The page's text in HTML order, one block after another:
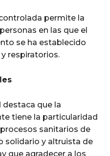
permite la
en las que el
se ha establecido
respiratorios.
destaca que la
tiene la particularidad
sanitarios de
solidario y altruista de
que agradecer a los